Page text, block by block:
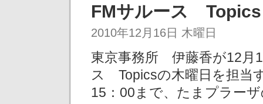
FMサルース
2010年12月16日 木曜日
東京事務所 伊藤香が12月
ス Topicsの木曜日を担当
15：00まで、たまプラー